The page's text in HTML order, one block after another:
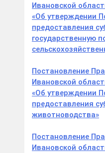
Ивановской
«Об утверждении
предоставления
государственную
Постановление
Ивановской
«Об утверждении
предоставления
животноводства»
Постановление
Ивановской